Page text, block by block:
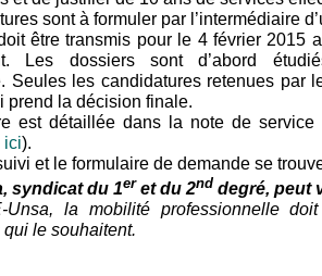
sont à formuler par l’intermédiaire
être transmis pour le 4 février 2015
Les dossiers sont d’abord
Seules les candidatures retenues par
prend la décision finale.
est détaillée dans la note de service
ici).
et le formulaire de demande se
syndicat du 1eret du 2nd degré, peut
Unsa, la mobilité professionnelle
le souhaitent.